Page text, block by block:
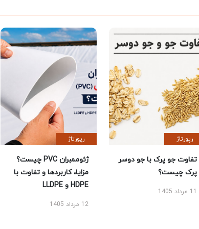
رپورتاژ
تفاوت جو پرک با جو دوسر
پرک چیست؟
11 مرداد 1405
رپورتاژ
ژئوممبران PVC چیست؟
مزایا، کاربردها و تفاوت با
HDPE و LLDPE
12 مرداد 1405